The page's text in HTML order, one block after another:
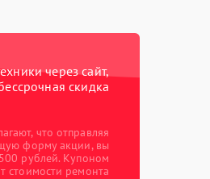
через сайт,
скидка
что отправляя
форму акции, вы
рублей. Купоном
стоимости ремонта